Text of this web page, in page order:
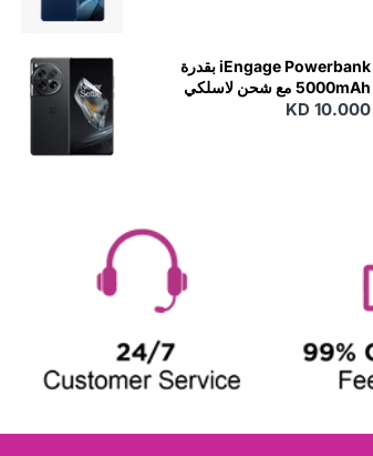
iEngage Powerbank بقدرة
5000mAh مع شحن لاسلكي
(15W)
KD 10.000